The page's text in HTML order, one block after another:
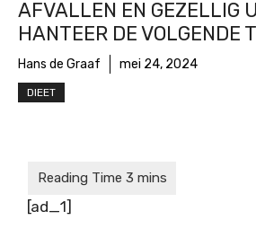
AFVALLEN EN GEZELLIG
HANTEER DE VOLGENDE
Hans de Graaf mei 24, 2024
DIEET
[ad_1]